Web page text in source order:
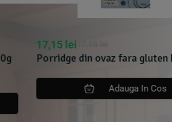
fara gluten bio 325g